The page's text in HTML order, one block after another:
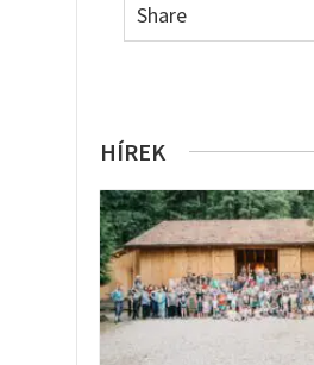
Share
HÍREK